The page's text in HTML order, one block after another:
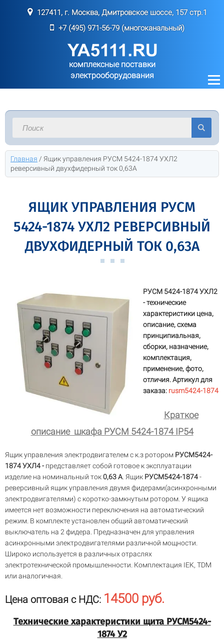
127411, г. Москва, Дмитровское шоссе, 157 стр.1
+7 (495) 971-56-79 (многоканальный)
комплексные поставки
электрооборудования
Главная / Ящик управления РУСМ 5424-1874 УХЛ2
реверсивный двухфидерный ток 0,63А
ЯЩИК УПРАВЛЕНИЯ РУСМ
5424-1874 УХЛ2 РЕВЕРСИВНЫЙ
ДВУХФИДЕРНЫЙ ТОК 0,63А
РУСМ 5424-1874 УХЛ2
- технические
характеристики цена,
описание, схема
принципиальная,
сборки, назначение,
комплектация,
применение, фото,
отличия. Артикул для
заказа: rusm5424-1874
Краткое
описание шкафа РУСМ 5424-1874 IP54
Ящик управления электродвигателем с к.з ротором РУСМ5424-
1874 УХЛ4 -представляет собой готовое к эксплуатации
изделие на номинальный ток0,63 А . Ящик РУСМ5424-1874-
реверсивный ящик управления двумя фидерами(асинхронными
электродвигателями) с коротко-замкнутым ротором. У ящика
имеется нет возможности переключения на автоматический
режим. В комплекте установлен общий автоматический
выключатель на 2 фидера. Предназначен для управления
асинхронными электродвигателями различной мощности.
Широко используется в различных отраслях
электротехнической промышленности. Комплектация IEK, TDM
или аналогичная.
Цена оптовая с НДС: 14500 руб.
Технические характеристики щита РУСМ5424-
1874 У2